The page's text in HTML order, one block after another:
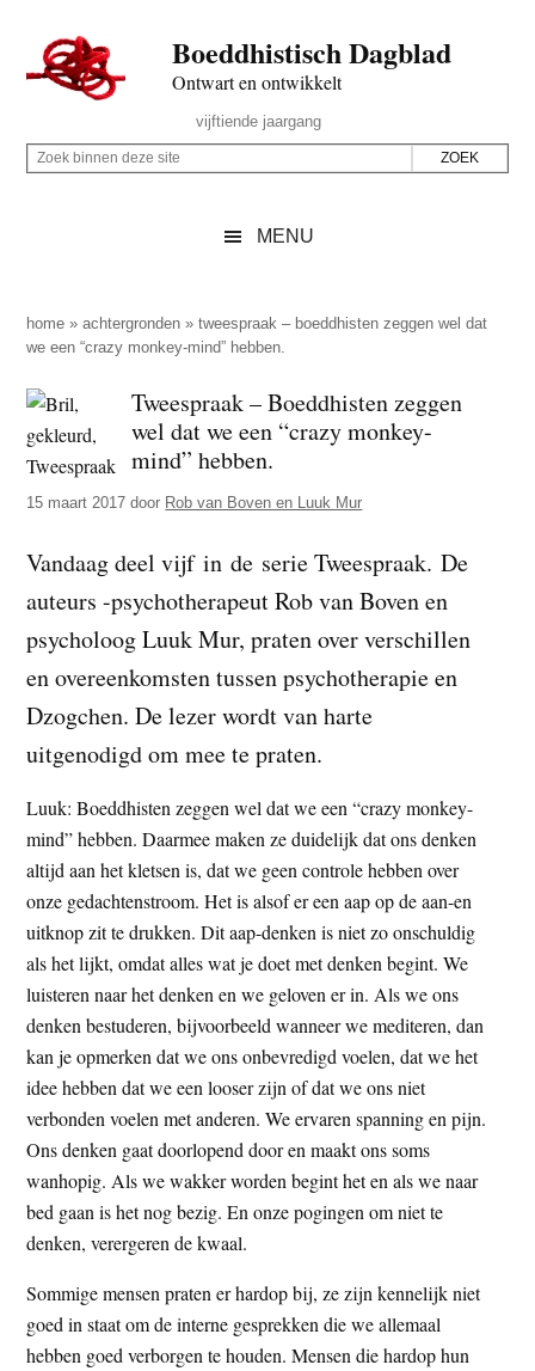
naar
de
inhoud
secondary
naar
de
sidebar
naar
de
Boeddhistisch Dagblad
Ontwart en ontwikkelt
Rechts
vijftiende jaargang
Z
p
d
e
z
e
s
t
e
Z
i
n
e
n
d
e
e
s
t
e
MENU
home »achtergronden »tweespraak – boeddhisten zeggen wel dat
we een “crazy monkey-mind” hebben.
Tweespraak – Boeddhisten zeggen
wel dat we een “crazy monkey-
mind” hebben.
15 maart 2017 door Rob van Boven en Luuk Mur
Vandaag deel vijf in de serie Tweespraak. De
auteurs -psychotherapeut Rob van Boven en
psycholoog Luuk Mur, praten over verschillen
en overeenkomsten tussen psychotherapie en
Dzogchen. De lezer wordt van harte
uitgenodigd om mee te praten.
Luuk: Boeddhisten zeggen wel dat we een “crazy monkey-
mind” hebben. Daarmee maken ze duidelijk dat ons denken
altijd aan het kletsen is, dat we geen controle hebben over
onze gedachtenstroom. Het is alsof er een aap op de aan-en
uitknop zit te drukken. Dit aap-denken is niet zo onschuldig
als het lijkt, omdat alles wat je doet met denken begint. We
luisteren naar het denken en we geloven er in. Als we ons
denken bestuderen, bijvoorbeeld wanneer we mediteren, dan
kan je opmerken dat we ons onbevredigd voelen, dat we het
idee hebben dat we een looser zijn of dat we ons niet
verbonden voelen met anderen. We ervaren spanning en pijn.
Ons denken gaat doorlopend door en maakt ons soms
wanhopig. Als we wakker worden begint het en als we naar
bed gaan is het nog bezig. En onze pogingen om niet te
denken, verergeren de kwaal.
Sommige mensen praten er hardop bij, ze zijn kennelijk niet
goed in staat om de interne gesprekken die we allemaal
hebben goed verborgen te houden. Mensen die hardop hun